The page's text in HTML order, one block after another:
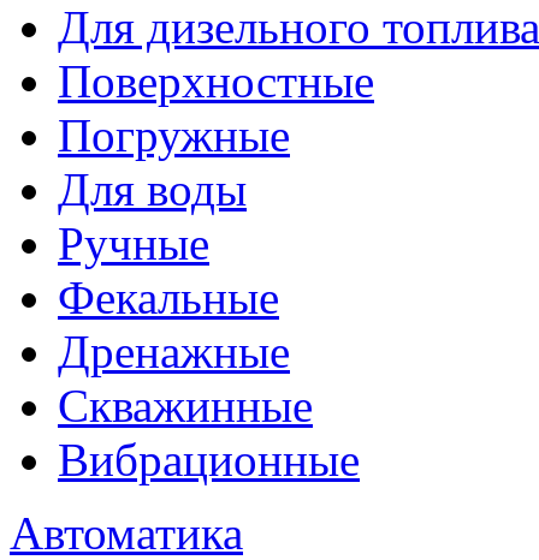
Для дизельного топлива
Поверхностные
Погружные
Для воды
Ручные
Фекальные
Дренажные
Скважинные
Вибрационные
Автоматика